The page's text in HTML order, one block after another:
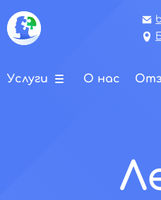
Услуги О нас